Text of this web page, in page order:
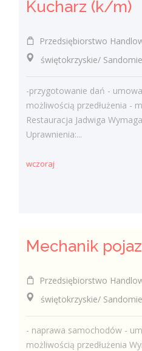
Kucharz (k/m)
Przedsiębiorstwo Handlowo -
świętokrzyskie/
-przygotowanie dań -
możliwością przedłużenia -
Restauracja Jadwiga
Uprawnienia:...
wczoraj
Przedsiębiorstwo Handlowo -
świętokrzyskie/
- naprawa samochodów -
możliwością przedłużenia